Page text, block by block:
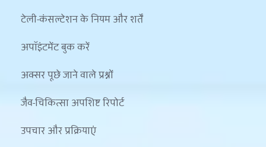
टेली-कंसल्टेशन के नियम और शर्तें
अपॉइंटमेंट बुक करें
अक्सर पूछे जाने वाले प्रश्नों
जैव-चिकित्सा अपशिष्ट रिपोर्ट
उपचार और प्रक्रियाएं